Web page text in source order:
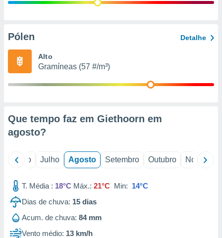
e
de
Pólen Detalhe
Alto
Gramíneas (57 #/m³)
Que tempo faz em Giethoorn em
agosto?
Junho Julho Agosto Setembro Outubro Novembro
T. Média : 18°C Máx.: 21°C Min: 14°C
Dias de chuva: 15 dias
Acum. de chuva: 84 mm
Vento médio: 13 km/h